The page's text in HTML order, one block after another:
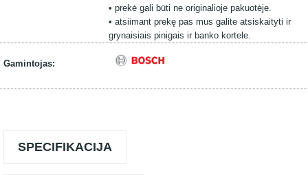
• prekė gali būti ne originalioje pakuotėje.
• atsiimant prekę pas mus galite atsiskaityti ir
grynaisiais pinigais ir banko kortele.
Gamintojas:
SPECIFIKACIJA